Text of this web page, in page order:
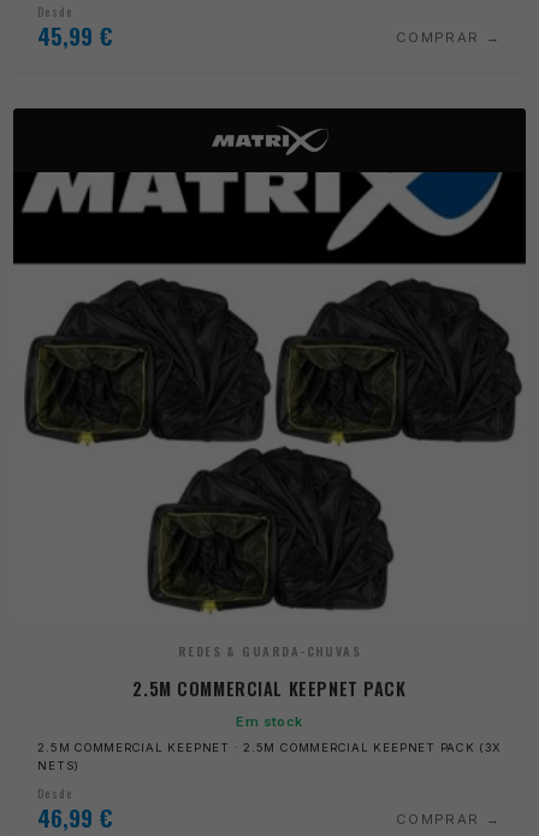
Desde
45,99 € COMPRAR
REDES & GUARDA-CHUVAS
2.5M COMMERCIAL KEEPNET PACK
Em stock
2.5M COMMERCIAL KEEPNET · 2.5M COMMERCIAL KEEPNET PACK (3X
NETS)
Desde
46,99 € COMPRAR